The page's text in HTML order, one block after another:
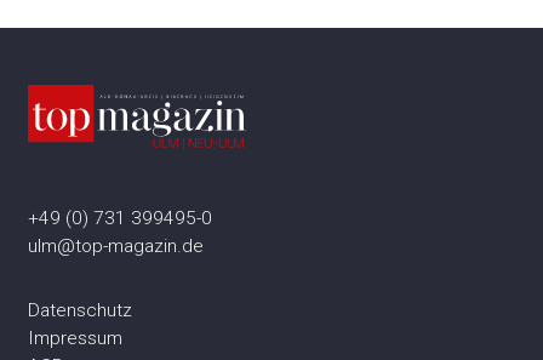
+49 (0) 731 399495-0
ulm@top-magazin.de
Datenschutz
Impressum